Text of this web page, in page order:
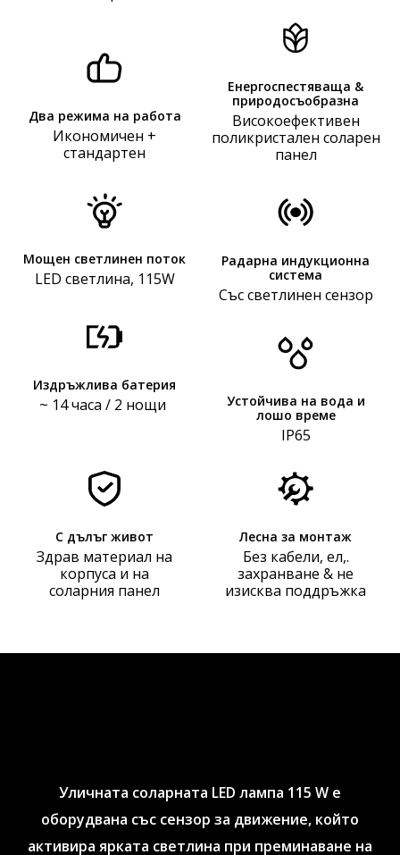
Два режима на работа
Икономичен +
стандартен
Мощeн светлинен поток
LED светлина, 115W
Издръжлива батерия
~ 14 часа / 2 нощи
Енергоспестяваща &
природосъобразна
Високоефективен
поликристален соларен
панел
Радарна индукционна
система
Със светлинен сензор
Устойчива на вода и
лошо време
IP65
С дълъг живот
Здрав материал на
корпуса и на
соларния панел
Лесна за монтаж
Без кабели, ел,.
захранване & не
изисква поддръжка
Уличната соларната LED лампа 115 W е
оборудвана със сензор за движение, който
активира ярката светлина при преминаване на